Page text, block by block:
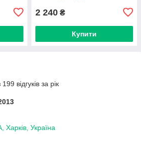
2 240 ₴
Купити
відгуків за рік
Харків, Україна